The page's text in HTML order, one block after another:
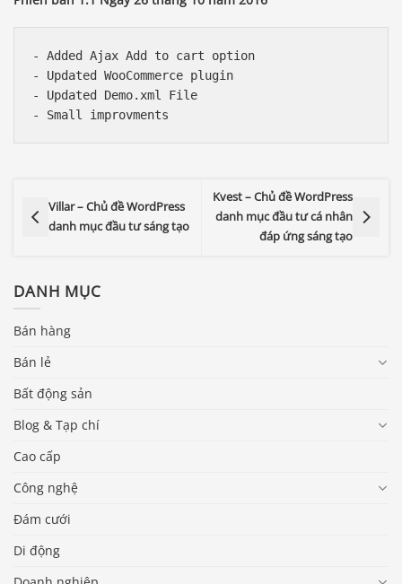
- Added Ajax Add to cart option
- Updated WooCommerce plugin
- Updated Demo.xml File
Villar – Chủ đề WordPress
danh mục đầu tư sáng tạo
Kvest – Chủ đề WordPress
danh mục đầu tư cá nhân
đáp ứng sáng tạo
DANH MỤC
Bán hàng
Bán lẻ
Bất động sản
Blog & Tạp chí
Cao cấp
Công nghệ
Đám cưới
Di động